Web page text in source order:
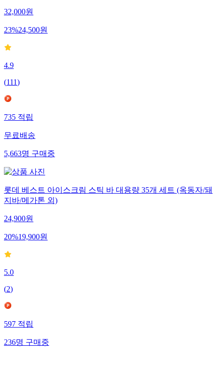
32,000원
23%24,500원
4.9
(111)
735적립
무료배송
5,663명구매중
롯데 베스트 아이스크림 스틱 바 대용량 35개 세트 (옥동자/돼
지바/메가톤 외)
24,900원
20%19,900원
5.0
(2)
597적립
236명구매중